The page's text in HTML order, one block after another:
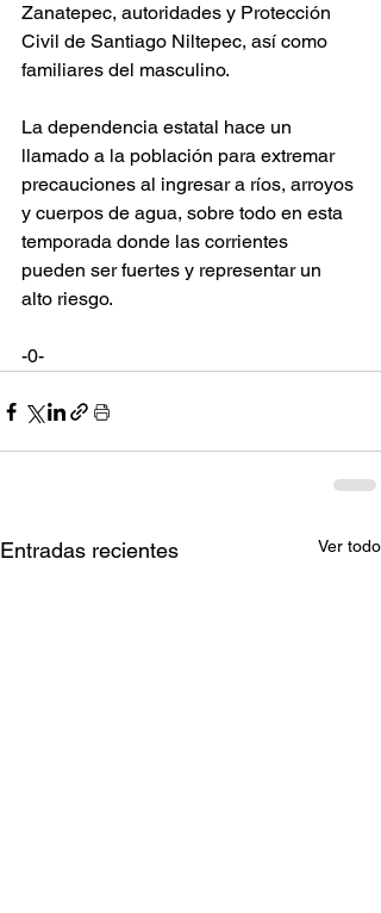
Zanatepec, autoridades y Protección
Civil de Santiago Niltepec, así como
familiares del masculino.
La dependencia estatal hace un
llamado a la población para extremar
precauciones al ingresar a ríos, arroyos
y cuerpos de agua, sobre todo en esta
temporada donde las corrientes
pueden ser fuertes y representar un
alto riesgo.
-0-
Entradas recientes Ver todo